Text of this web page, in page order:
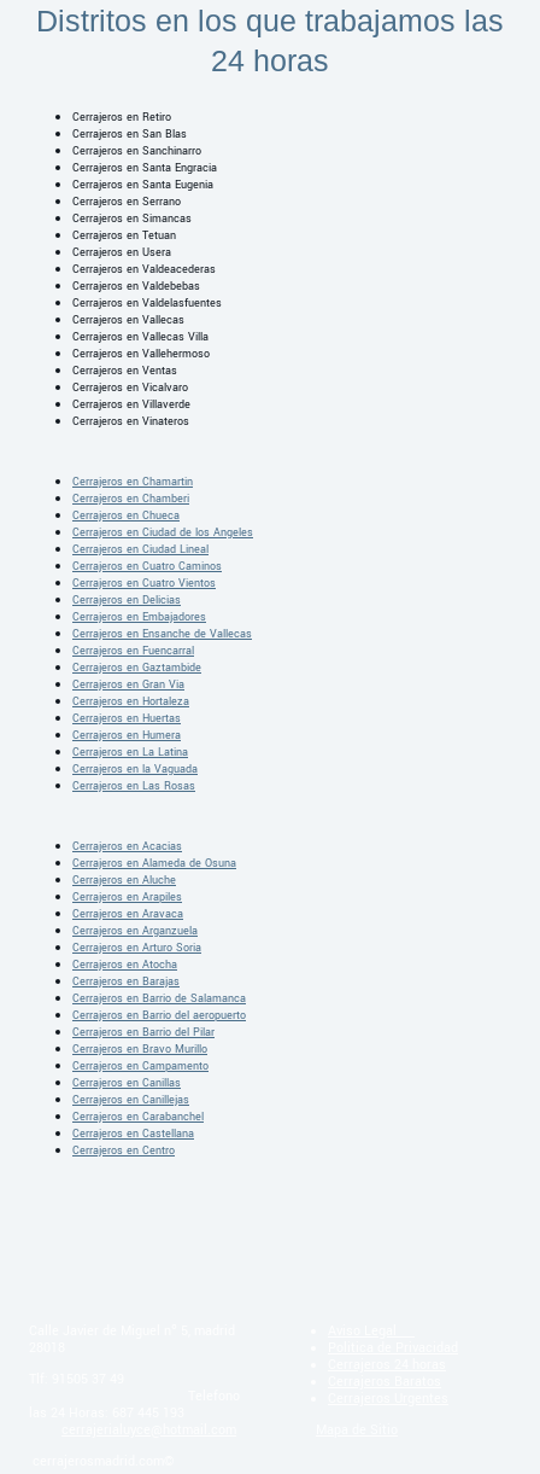
Distritos en los que trabajamos las
24 horas
Cerrajeros en Retiro
Cerrajeros en San Blas
Cerrajeros en Sanchinarro
Cerrajeros en Santa Engracia
Cerrajeros en Santa Eugenia
Cerrajeros en Serrano
Cerrajeros en Simancas
Cerrajeros en Tetuan
Cerrajeros en Usera
Cerrajeros en Valdeacederas
Cerrajeros en Valdebebas
Cerrajeros en Valdelasfuentes
Cerrajeros en Vallecas
Cerrajeros en Vallecas Villa
Cerrajeros en Vallehermoso
Cerrajeros en Ventas
Cerrajeros en Vicalvaro
Cerrajeros en Villaverde
Cerrajeros en Vinateros
Cerrajeros en Chamartin
Cerrajeros en Chamberi
Cerrajeros en Chueca
Cerrajeros en Ciudad de los Angeles
Cerrajeros en Ciudad Lineal
Cerrajeros en Cuatro Caminos
Cerrajeros en Cuatro Vientos
Cerrajeros en Delicias
Cerrajeros en Embajadores
Cerrajeros en Ensanche de Vallecas
Cerrajeros en Fuencarral
Cerrajeros en Gaztambide
Cerrajeros en Gran Via
Cerrajeros en Hortaleza
Cerrajeros en Huertas
Cerrajeros en Humera
Cerrajeros en La Latina
Cerrajeros en la Vaguada
Cerrajeros en Las Rosas
Cerrajeros en Acacias
Cerrajeros en Alameda de Osuna
Cerrajeros en Aluche
Cerrajeros en Arapiles
Cerrajeros en Aravaca
Cerrajeros en Arganzuela
Cerrajeros en Arturo Soria
Cerrajeros en Atocha
Cerrajeros en Barajas
Cerrajeros en Barrio de Salamanca
Cerrajeros en Barrio del aeropuerto
Cerrajeros en Barrio del Pilar
Cerrajeros en Bravo Murillo
Cerrajeros en Campamento
Cerrajeros en Canillas
Cerrajeros en Canillejas
Cerrajeros en Carabanchel
Cerrajeros en Castellana
Cerrajeros en Centro